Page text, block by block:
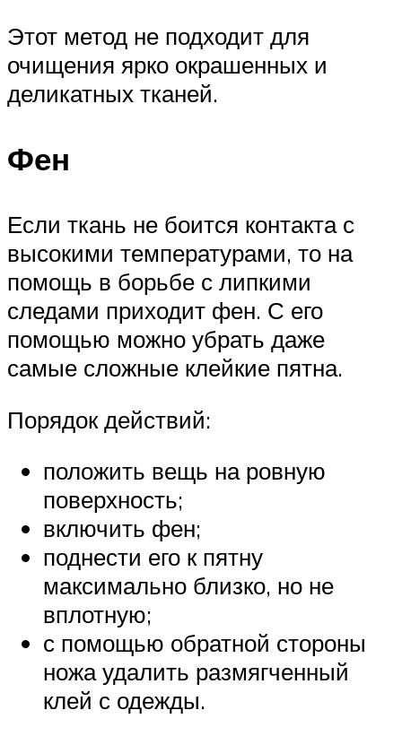
Этот метод не подходит для
очищения ярко окрашенных и
деликатных тканей.
Фен
Если ткань не боится контакта с
высокими температурами, то на
помощь в борьбе с липкими
следами приходит фен. С его
помощью можно убрать даже
самые сложные клейкие пятна.
Порядок действий:
положить вещь на ровную
поверхность;
включить фен;
поднести его к пятну
максимально близко, но не
вплотную;
с помощью обратной стороны
ножа удалить размягченный
клей с одежды.